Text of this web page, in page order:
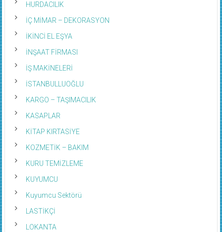
HURDACILIK
İÇ MİMAR – DEKORASYON
İKİNCİ EL EŞYA
İNŞAAT FİRMASI
İŞ MAKİNELERİ
İSTANBULLUOĞLU
KARGO – TAŞIMACILIK
KASAPLAR
KİTAP KIRTASİYE
KOZMETİK – BAKIM
KURU TEMİZLEME
KUYUMCU
Kuyumcu Sektörü
LASTİKÇİ
LOKANTA